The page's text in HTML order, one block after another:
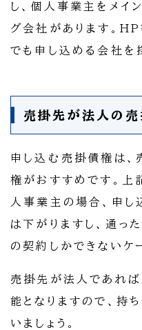
し、個人事業主をメイ
グ会社があります。
でも申し込める会社を探
売掛先が法人の
申し込む売掛債権は
権がおすすめです。上
人事業主の場合、申し
は下がりますし、通っ
の契約しかできないケ
売掛先が法人であれば
能となりますので、持
いましょう。